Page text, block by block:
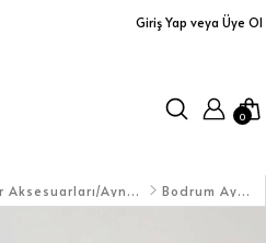
Giriş Yap veya Üye Ol
Sehpalar
0
Duvar Aksesuarları/Aynalar Bodrum Ayna